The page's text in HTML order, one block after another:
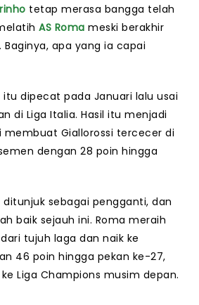
tetap merasa bangga telah
AS Roma meski berakhir
apa yang ia capai
itu dipecat pada Januari lalu usai
di Liga Italia. Hasil itu menjadi
membuat Giallorossi tercecer di
dengan 28 poin hingga
ditunjuk sebagai pengganti, dan
baik sejauh ini. Roma meraih
tujuh laga dan naik ke
46 poin hingga pekan ke-27,
Liga Champions musim depan.